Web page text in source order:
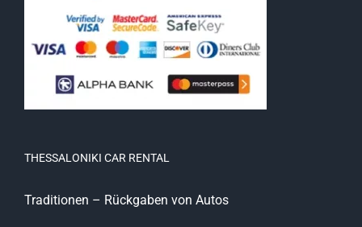
THESSALONIKI CAR RENTAL
Traditionen – Rückgaben von Autos